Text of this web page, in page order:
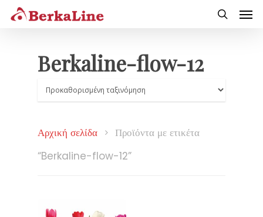
Berkaline-flow-12
Αρχική σελίδα
Προϊόντα με ετικέτα
“Berkaline-flow-12”